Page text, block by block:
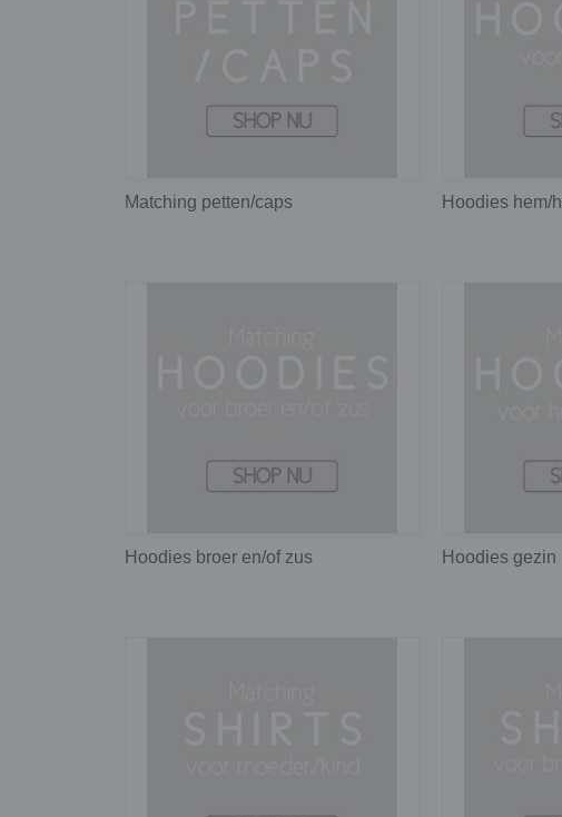
Matching petten/caps Hoodies hem/
Hoodies broer en/of zus Hoodies gezin